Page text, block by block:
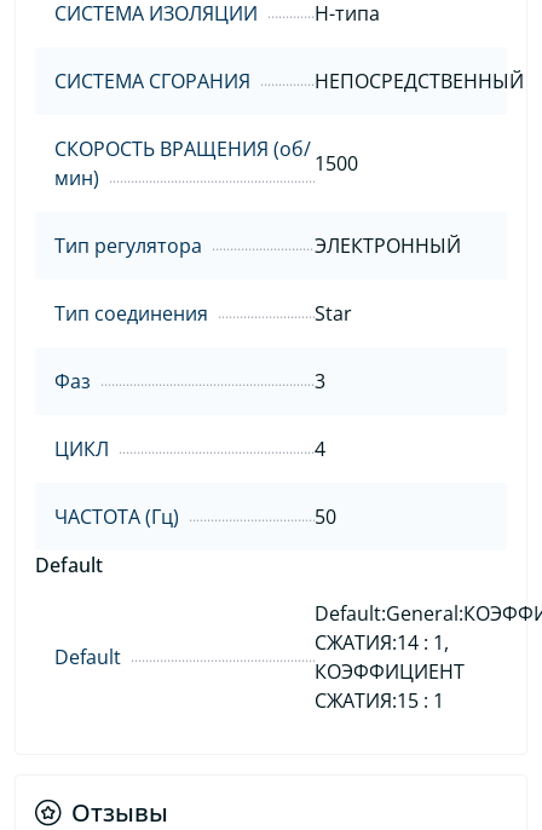
СИСТЕМА ИЗОЛЯЦИИ H-типа
СИСТЕМА СГОРАНИЯ НЕПОСРЕДСТВЕННЫЙ
СКОРОСТЬ ВРАЩЕНИЯ (об/
мин)
1500
Тип регулятора ЭЛЕКТРОННЫЙ
Тип соединения Star
Фаз 3
ЦИКЛ 4
ЧАСТОТА (Гц)
50
Default
Default
СЖАТИЯ:14 : 1,
КОЭФФИЦИЕНТ
СЖАТИЯ:15 : 1
Отзывы